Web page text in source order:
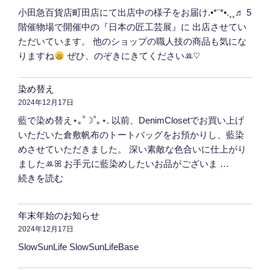
小田急百貨店町田店にて出店中の様子をお届け.•*¨*•.¸¸♬ 5
階催物場で開催中の『日本の匠工芸展』に 出店させてい
ただいています。 他のショップの職人技の商品も気にな
りますね
ぜひ、のぞきにきてくださいꔛ‬♡
染め替え
2024年12月17日
藍で染め替え⋆｡˚☽˚｡⋆. 以前、DenimClosetでお買い上げ
いただいた倉敷帆布のトートバッグをお預かりし、藍染
めさせていただきました。 深い素敵な色合いに仕上がり
ましたꔛ‬ꕤ お手元に藍染めしたいお品がございま …
"染
替
え"
続きを読む
年末年始のお知らせ
2024年12月17日
SlowSunLife SlowSunLifeBase